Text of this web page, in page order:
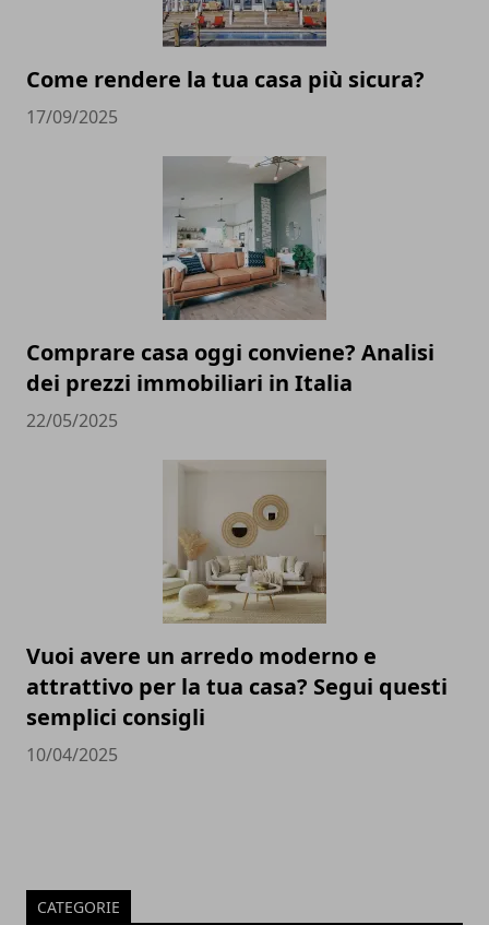
Come rendere la tua casa più sicura?
17/09/2025
Comprare casa oggi conviene? Analisi
dei prezzi immobiliari in Italia
22/05/2025
Vuoi avere un arredo moderno e
attrattivo per la tua casa? Segui questi
semplici consigli
10/04/2025
CATEGORIE